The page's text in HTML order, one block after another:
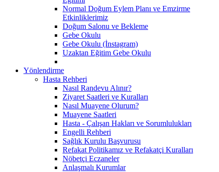
Normal Doğum Eylem Planı ve Emzirme
Etkinliklerimiz
Doğum Salonu ve Bekleme
Gebe Okulu
Gebe Okulu (İnstagram)
Uzaktan Eğitim Gebe Okulu
Yönlendirme
Hasta Rehberi
Nasıl Randevu Alınır?
Ziyaret Saatleri ve Kuralları
Nasıl Muayene Olurum?
Muayene Saatleri
Hasta - Çalışan Hakları ve Sorumlulukları
Engelli Rehberi
Sağlık Kurulu Başvurusu
Refakat Politikamız ve Refakatçi Kuralları
Nöbetçi Eczaneler
Anlaşmalı Kurumlar